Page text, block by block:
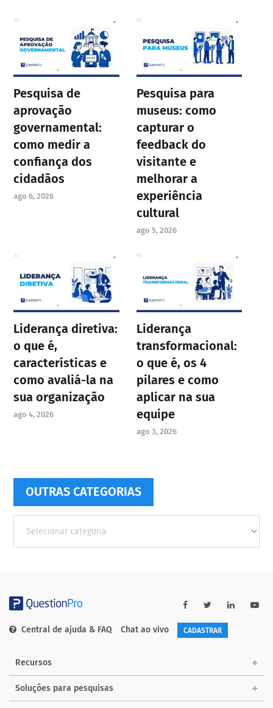
Pesquisa de
aprovação
governamental:
como medir a
confiança dos
cidadãos
ago 6, 2026
Pesquisa para
museus: como
capturar o
feedback do
visitante e
melhorar a
experiência
cultural
ago 5, 2026
Liderança diretiva:
o que é,
características e
como avaliá-la na
sua organização
ago 4, 2026
Liderança
transformacional:
o que é, os 4
pilares e como
aplicar na sua
equipe
ago 3, 2026
OUTRAS CATEGORIAS
Categorias
Central de ajuda & FAQ Chat ao vivo CADASTRAR
Recursos
Soluções para pesquisas